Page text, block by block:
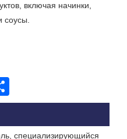
включая начинки,
соусы.
специализирующийся